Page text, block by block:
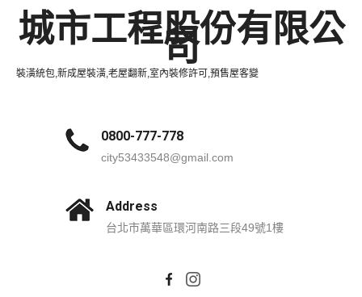
城市工程股份有限公
司
裝潢統包,新成屋裝潢,老屋翻新,室內裝修許可,預售屋客變
0800-777-778
city53433548@gmail.com
Address
台北市萬華區環河南路三段49號1樓